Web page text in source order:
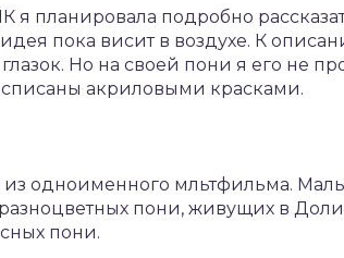
планировала подробно
пока висит в воздухе. К
Но на своей пони я его не
акриловыми красками.
одноименного мльтфильма.
пони, живущих в
пони.